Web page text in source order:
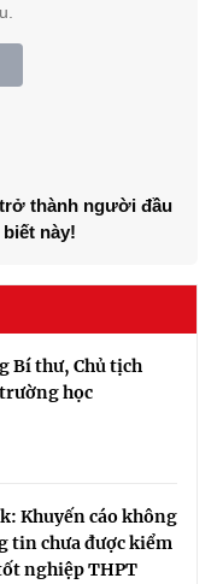
thành người đầu
này!
Bí thư, Chủ tịch
học
Khuyến cáo không
tin chưa được kiểm
nghiệp THPT